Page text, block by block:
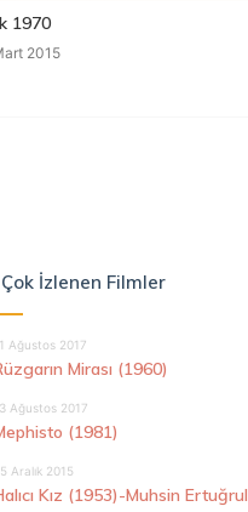
1970
2015
İzlenen Filmler
Ağustos 2017
Mirası (1960)
Ağustos 2017
(1981)
Aralık 2015
Kız (1953)-Muhsin Ertuğrul